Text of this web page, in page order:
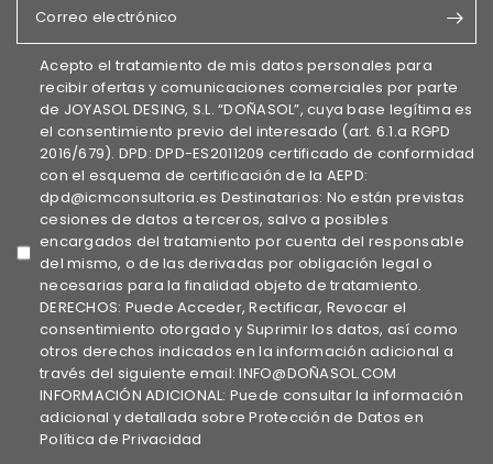
Correo electrónico
Acepto el tratamiento de mis datos personales para
recibir ofertas y comunicaciones comerciales por parte
de JOYASOL DESING, S.L. “DOÑASOL”, cuya base legítima es
el consentimiento previo del interesado (art. 6.1.a RGPD
2016/679). DPD: DPD-ES2011209 certificado de conformidad
con el esquema de certificación de la AEPD:
dpd@icmconsultoria.es Destinatarios: No están previstas
cesiones de datos a terceros, salvo a posibles
encargados del tratamiento por cuenta del responsable
del mismo, o de las derivadas por obligación legal o
necesarias para la finalidad objeto de tratamiento.
DERECHOS: Puede Acceder, Rectificar, Revocar el
consentimiento otorgado y Suprimir los datos, así como
otros derechos indicados en la información adicional a
través del siguiente email: INFO@DOÑASOL.COM
INFORMACIÓN ADICIONAL: Puede consultar la información
adicional y detallada sobre Protección de Datos en
Política de Privacidad